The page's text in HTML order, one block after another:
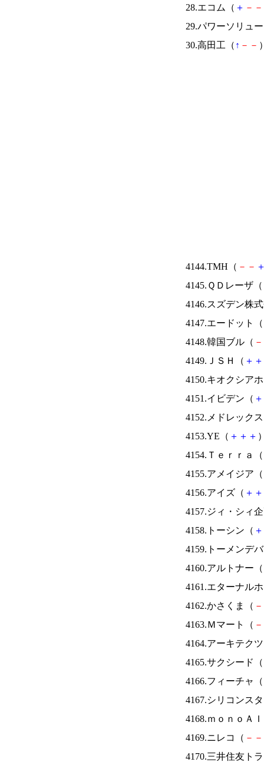
28.エコム（ ＋ － －
29.パワーソリュ
30.高田工（ ↑ － －
4144.TMH（ － －
4145.ＱＤレーザ（
4146.スズデン株
4147.エードット（
4148.韓国ブル（ －
4149.ＪＳＨ（ ＋ ＋
4150.キオクシア
4151.イビデン（ ＋
4152.メドレック
4153.YE（ ＋ ＋ ＋
4154.Ｔｅｒｒａ（
4155.アメイジア（
4156.アイズ（ ＋ ＋
4157.ジィ・シィ
4158.トーシン（ ＋
4159.トーメンデ
4160.アルトナー（
4161.エターナル
4162.かさくま（ －
4163.Ｍマート（ －
4164.アーキテク
4165.サクシード（
4166.フィーチャ（
4167.シリコンス
4168.ｍｏｎｏＡ
4169.ニレコ（ － －
4170.三井住友ト